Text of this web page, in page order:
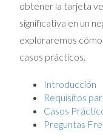
obtener la tarjeta
significativa en un
exploraremos cómo
casos prácticos.
Introducción
Requisitos
Casos
Preguntas